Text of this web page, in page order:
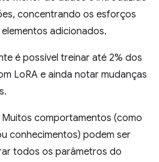
concentrando os esforços
adicionados.
é possível treinar até 2% dos
LoRA e ainda notar mudanças
comportamentos (como
conhecimentos) podem ser
todos os parâmetros do